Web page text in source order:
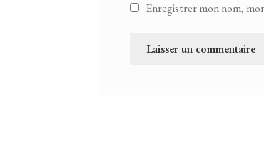
Enregistrer mon nom,